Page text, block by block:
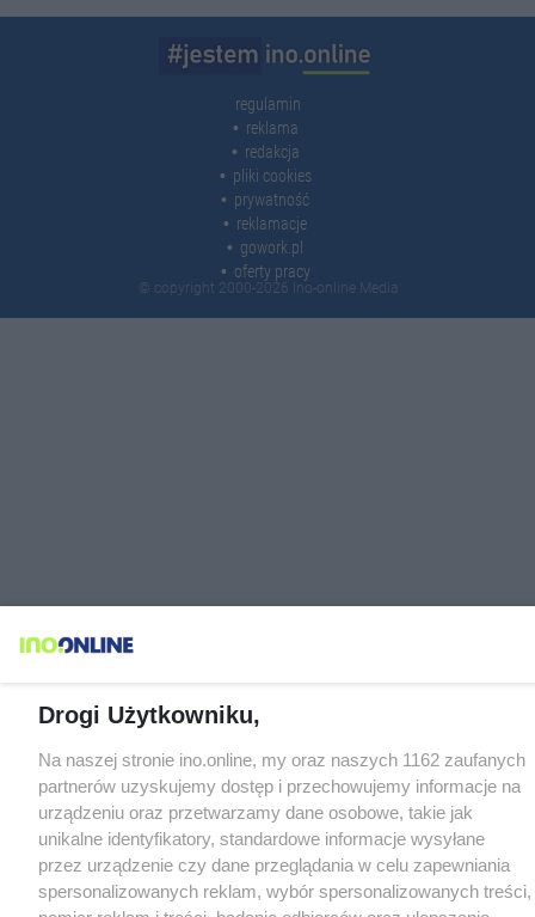
regulamin
reklama
redakcja
pliki cookies
prywatność
reklamacje
gowork.pl
oferty pracy
© copyright 2000-2026 Ino-online Media
Drogi Użytkowniku,
Na naszej stronie ino.online, my oraz naszych 1162 zaufanych
partnerów uzyskujemy dostęp i przechowujemy informacje na
urządzeniu oraz przetwarzamy dane osobowe, takie jak
unikalne identyfikatory, standardowe informacje wysyłane
przez urządzenie czy dane przeglądania w celu zapewniania
spersonalizowanych reklam, wybór spersonalizowanych treści,